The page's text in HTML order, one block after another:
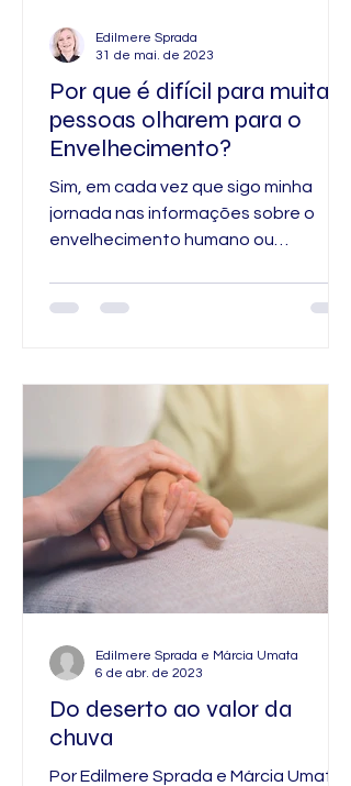
Por que é difícil para muitas
pessoas olharem para o
Envelhecimento?
Sim, em cada vez que sigo minha
jornada nas informações sobre o
envelhecimento humano ou
Edilmere Sprada
31 de mai. de 2023
Do deserto ao valor da
chuva
Por Edilmere Sprada e Márcia Umata
Edilmere Sprada e Márcia Umata
6 de abr. de 2023